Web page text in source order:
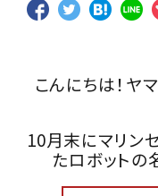
こんにちは！ヤ
10月末にマリン
たロボット